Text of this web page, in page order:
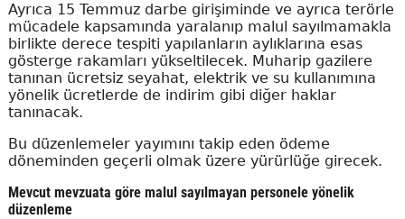
Ayrıca 15 Temmuz darbe girişiminde ve ayrıca terörle
mücadele kapsamında yaralanıp malul sayılmamakla
birlikte derece tespiti yapılanların aylıklarına esas
gösterge rakamları yükseltilecek. Muharip gazilere
tanınan ücretsiz seyahat, elektrik ve su kullanımına
yönelik ücretlerde de indirim gibi diğer haklar
tanınacak.
Bu düzenlemeler yayımını takip eden ödeme
döneminden geçerli olmak üzere yürürlüğe girecek.
Mevcut mevzuata göre malul sayılmayan personele yönelik
düzenleme